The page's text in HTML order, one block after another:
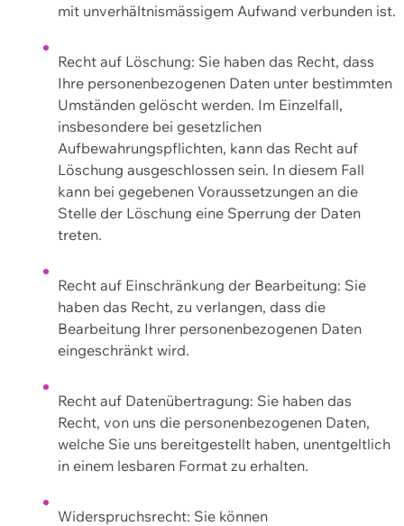
mit unverhältnismässigem Aufwand verbunden ist.
Recht auf Löschung: Sie haben das Recht, dass
Ihre personenbezogenen Daten unter bestimmten
Umständen gelöscht werden. Im Einzelfall,
insbesondere bei gesetzlichen
Aufbewahrungspflichten, kann das Recht auf
Löschung ausgeschlossen sein. In diesem Fall
kann bei gegebenen Voraussetzungen an die
Stelle der Löschung eine Sperrung der Daten
treten.
Recht auf Einschränkung der Bearbeitung: Sie
haben das Recht, zu verlangen, dass die
Bearbeitung Ihrer personenbezogenen Daten
eingeschränkt wird.
Recht auf Datenübertragung: Sie haben das
Recht, von uns die personenbezogenen Daten,
welche Sie uns bereitgestellt haben, unentgeltlich
in einem lesbaren Format zu erhalten.
Widerspruchsrecht: Sie können